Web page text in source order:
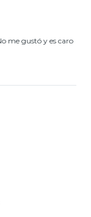
me gustó y es caro